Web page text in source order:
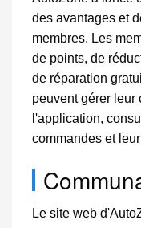
des avantages et
membres. Les
de points, de
de réparation
peuvent gérer leur
l'application,
commandes et
Le site web